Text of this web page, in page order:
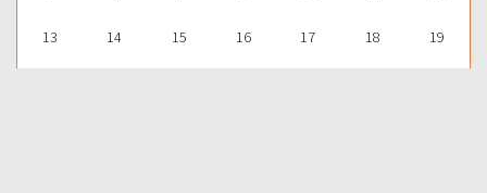
13 14 15 16 17 18 19